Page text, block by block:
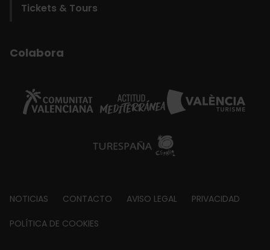
Tickets & Tours
Colabora
Footer
about
NOTICIAS CONTACTO AVISO LEGAL PRIVACIDAD
POLÍTICA DE COOKIES